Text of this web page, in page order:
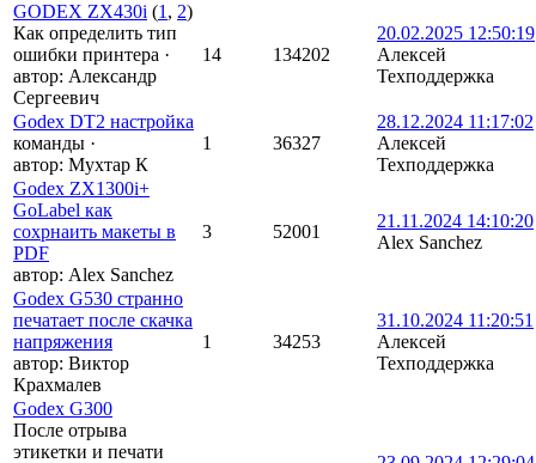
GODEX ZX430i (1 , 2)
Как определить тип
ошибки принтера ·
автор: Александр
Сергеевич
14 134202
20.02.2025 12:50:19
Алексей
Техподдержка
Godex DT2 настройка
команды ·
автор: Мухтар К
1 36327
28.12.2024 11:17:02
Алексей
Техподдержка
Godex ZX1300i+
GoLabel как
сохрнаить макеты в
PDF
автор: Alex Sanchez
3 52001
21.11.2024 14:10:20
Alex Sanchez
Godex G530 странно
печатает после скачка
напряжения
автор: Виктор
Крахмалев
1 34253
31.10.2024 11:20:51
Алексей
Техподдержка
Godex G300
После отрыва
этикетки и печати